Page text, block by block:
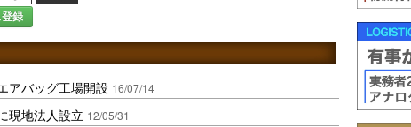
録
アバッグ工場開設 16/07/14
現地法人設立 12/05/31